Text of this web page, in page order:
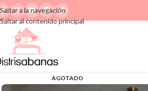
Saltar a la navegación
Saltar al contenido principal
AGOTADO